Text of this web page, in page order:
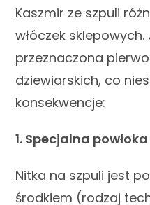
Kaszmir ze szpuli
włóczek
przeznaczona
dziewiarskich, co
konsekwencje:
1. Specjalna
Nitka na szpuli jest
środkiem (rodzaj